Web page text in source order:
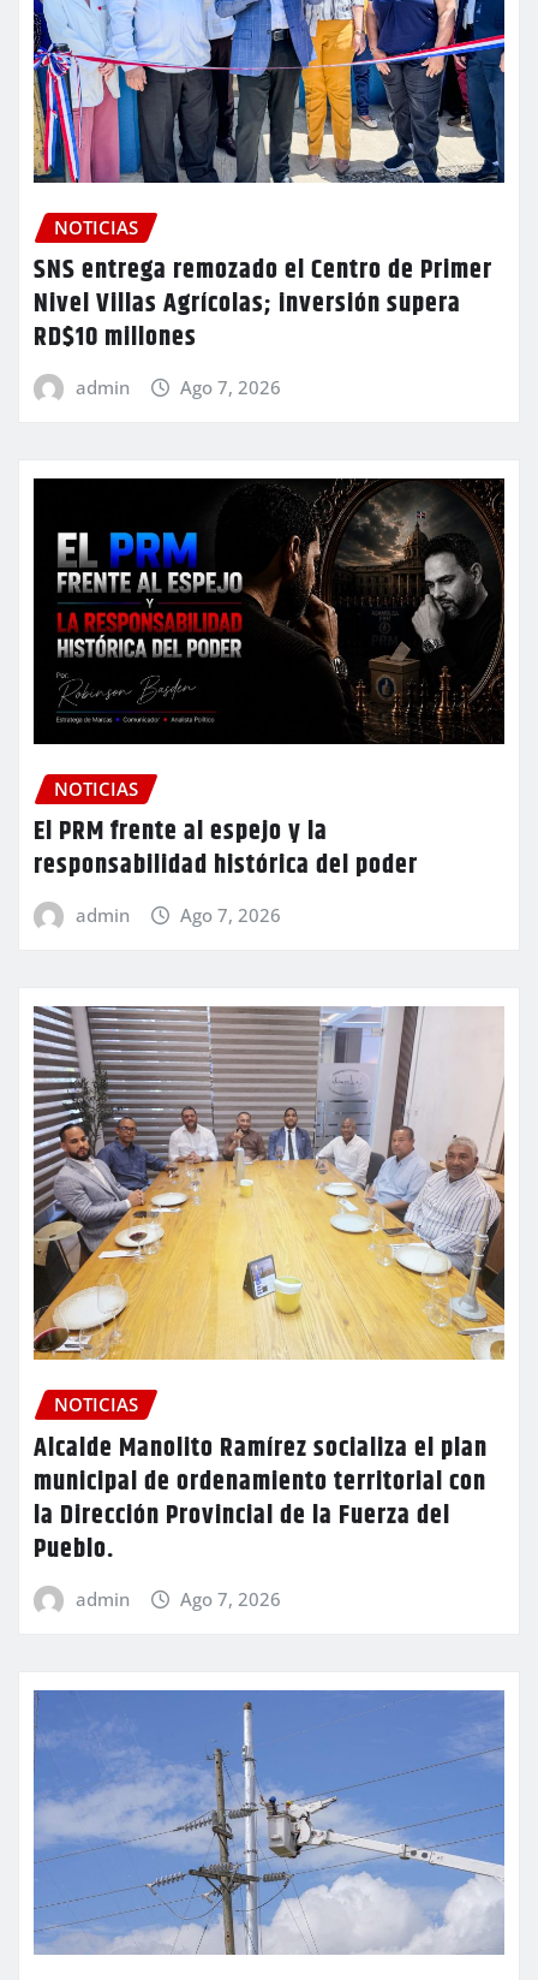
NOTICIAS
SNS entrega remozado el Centro de Primer
Nivel Villas Agrícolas; inversión supera
RD$10 millones
admin Ago 7, 2026
NOTICIAS
El PRM frente al espejo y la
responsabilidad histórica del poder
admin Ago 7, 2026
NOTICIAS
Alcalde Manolito Ramírez socializa el plan
municipal de ordenamiento territorial con
la Dirección Provincial de la Fuerza del
Pueblo.
admin Ago 7, 2026